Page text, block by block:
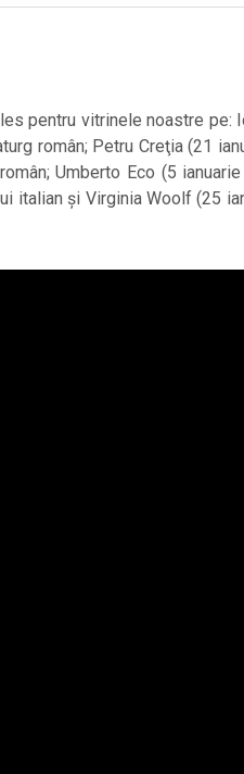
pentru vitrinele noastre pe:
român; Petru Creţia (21
Umberto Eco (5
italian și Virginia Woolf (25